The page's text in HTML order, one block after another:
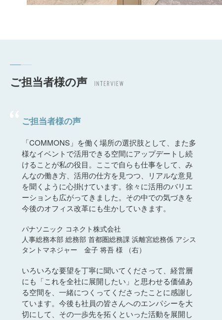
様なイベントで活用できる空間にアップデートし続
けることが私の役目。ここで自らも仕事をして、み
んなの働き方、活用の仕方を見つつ、リアルな意見
を聞くように心掛けています。徐々に活用のバリエ
ーションも広がってきました。その中での気づきを
今後のオフィス改革にも生かしていきます。
人事総務本部 総務部 首都圏総務課 浜離宮総務係
タントマネジャー 金子 将吾 様 （右）
にも「これを全社に展開したい」と思わせる価値あ
る空間を、一緒につくってくださったことに感謝し
ています。今後も社員の皆さんへのエンパシーを大
切にして、その一歩先を拓くといった活動を展開し
たいと考えています。